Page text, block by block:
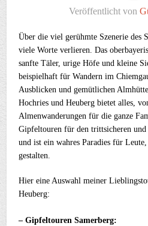
Veröffentlicht von
Über die viel gerühmte Szenerie des
viele Worte verlieren. Das
sanfte Täler, urige Höfe und kleine
beispielhaft für Wandern im
Ausblicken und gemütlichen
Hochries und Heuberg bietet alles,
Almenwanderungen für die ganze
Gipfeltouren für den trittsicheren
und ist ein wahres Paradies für
gestalten.
Hier eine Auswahl meiner
Heuberg:
– Gipfeltouren Samerberg: